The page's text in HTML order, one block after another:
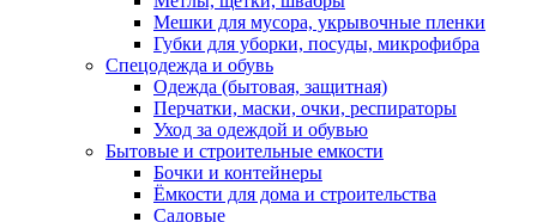
Мешки для мусора, укрывочные пленки
Губки для уборки, посуды, микрофибра
Спецодежда и обувь
Одежда (бытовая, защитная)
Перчатки, маски, очки, респираторы
Уход за одеждой и обувью
Бытовые и строительные емкости
Бочки и контейнеры
Ёмкости для дома и строительства
Садовые